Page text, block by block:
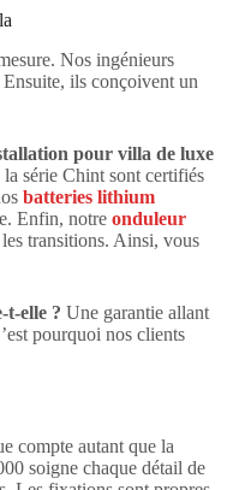
Nos ingénieurs
ils conçoivent un
pour villa de luxe
la série Chint sont certifiés
batteries lithium
Enfin, notre onduleur
transitions. Ainsi, vous
t-elle ? Une garantie allant
pourquoi nos clients
compte autant que la
soigne chaque détail de